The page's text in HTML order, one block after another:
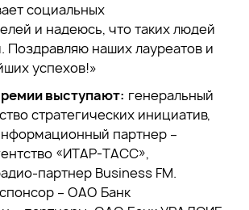
социальных
и надеюсь, что таких людей
Поздравляю наших лауреатов и
успехов!»
выступают: генеральный
стратегических инициатив,
партнер –
«ИТАР-ТАСС»,
партнер Business FM.
– ОАО Банк